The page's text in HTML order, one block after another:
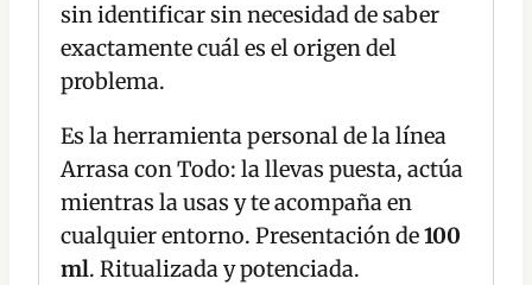
sin identificar sin necesidad de saber
exactamente cuál es el origen del
problema.
Es la herramienta personal de la línea
Arrasa con Todo: la llevas puesta, actúa
mientras la usas y te acompaña en
cualquier entorno. Presentación de100
ml. Ritualizada y potenciada.